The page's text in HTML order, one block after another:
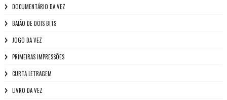
DOCUMENTÁRIO DA VEZ
BAIÃO DE DOIS BITS
JOGO DA VEZ
PRIMEIRAS IMPRESSÕES
CURTA LETRAGEM
LIVRO DA VEZ